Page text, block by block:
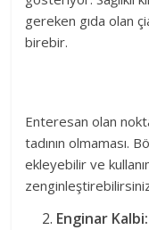
gereken gıda olan
birebir.
Enteresan olan
tadının olmaması.
ekleyebilir ve
Enginar Kalbi: